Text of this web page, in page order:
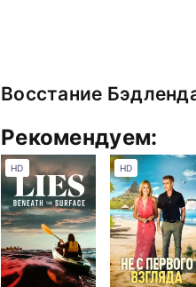
Восстание
Рекомендуем:
HD HD